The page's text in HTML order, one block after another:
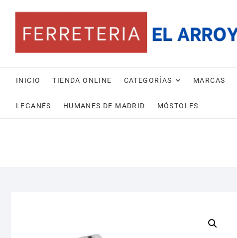
contenido
INICIO TIENDA ONLINE CATEGORÍAS MARCAS
LEGANÉS HUMANES DE MADRID MÓSTOLES